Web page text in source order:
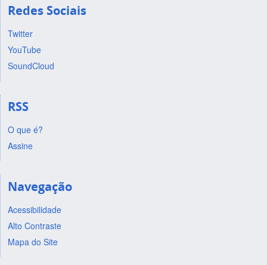
Redes Sociais
Twitter
YouTube
SoundCloud
RSS
O que é?
Assine
Navegação
Acessibilidade
Alto Contraste
Mapa do Site